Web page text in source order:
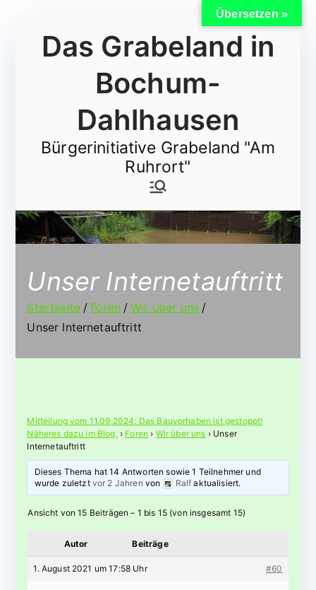
Das Grabeland in
Bochum-
Dahlhausen
Bürgerinitiative Grabeland "Am
Ruhrort"
Unser Internetauftritt
Startseite Foren
Wir über uns
Unser Internetauftritt
Mitteilung vom 11.09.2024: Das Bauvorhaben ist gestoppt!
Näheres dazu im Blog. › Foren › Wir über uns › Unser
Internetauftritt
Dieses Thema hat 14 Antworten sowie 1 Teilnehmer und
wurde zuletzt vor 2 Jahren von Ralf aktualisiert.
Ansicht von 15 Beiträgen – 1 bis 15 (von insgesamt 15)
Autor Beiträge
1. August 2021 um 17:58 Uhr #60
Übersetzen »